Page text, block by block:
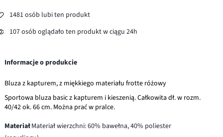
1481 osób lubi ten produkt
107 osób oglądało ten produkt w ciągu 24h
Informacje o produkcie
Bluza z kapturem, z miękkiego materiału frotte różowy
Sportowa bluza basic z kapturem i kieszenią. Całkowita dł. w rozm.
40/42 ok. 66 cm. Można prać w pralce.
MateriałMateriał wierzchni: 60% bawełna, 40% poliester